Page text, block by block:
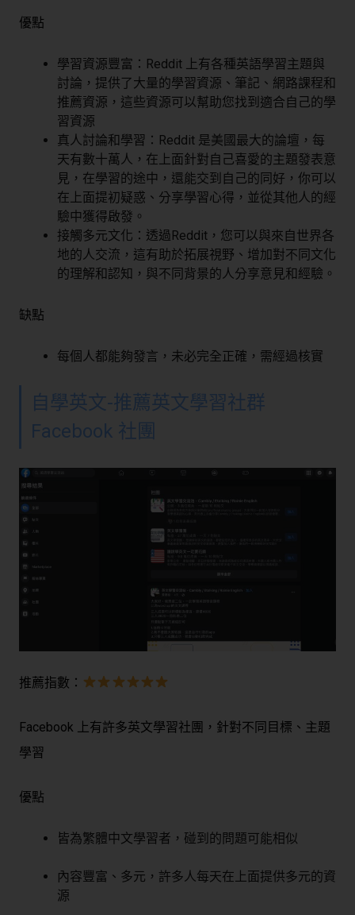
優點
學習資源豐富：Reddit 上有各種英語學習主題與
討論，提供了大量的學習資源、筆記、網路課程和
推薦資源，這些資源可以幫助您找到適合自己的學
習資源
真人討論和學習：Reddit 是美國最大的論壇，每
天有數十萬人，在上面針對自己喜愛的主題發表意
見，在學習的途中，還能交到自己的同好，你可以
在上面提初疑惑、分享學習心得，並從其他人的經
驗中獲得啟發。
接觸多元文化：透過Reddit，您可以與來自世界各
地的人交流，這有助於拓展視野、增加對不同文化
的理解和認知，與不同背景的人分享意見和經驗。
缺點
每個人都能夠發言，未必完全正確，需經過核實
自學英文-推薦英文學習社群
Facebook 社團
推薦指數：
Facebook 上有許多英文學習社團，針對不同目標、主題
學習
優點
皆為繁體中文學習者，碰到的問題可能相似
內容豐富、多元，許多人每天在上面提供多元的資
源